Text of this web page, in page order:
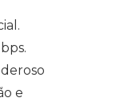
e